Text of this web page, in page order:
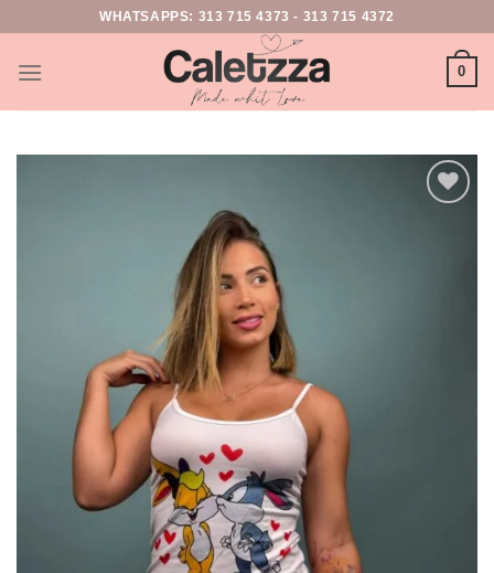
WHATSAPPS: 313 715 4373 - 313 715 4372
0